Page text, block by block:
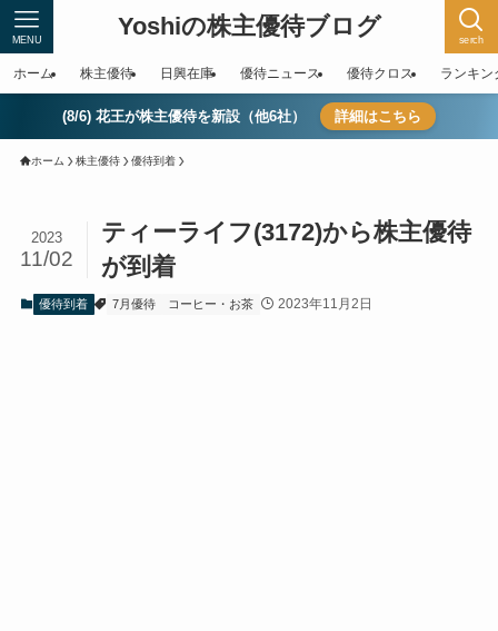
Yoshiの株主優待ブログ serch
MENU
ホーム 株主優待 日興在庫 優待ニュース 優待クロス ランキン
(8/6) 花王が株主優待を新設（他6社） 詳細はこちら
ホーム 株主優待 優待到着
ティーライフ(3172)から株主優待
が到着
2023
11/02
優待到着 7月優待 コーヒー・お茶 2023年11月2日